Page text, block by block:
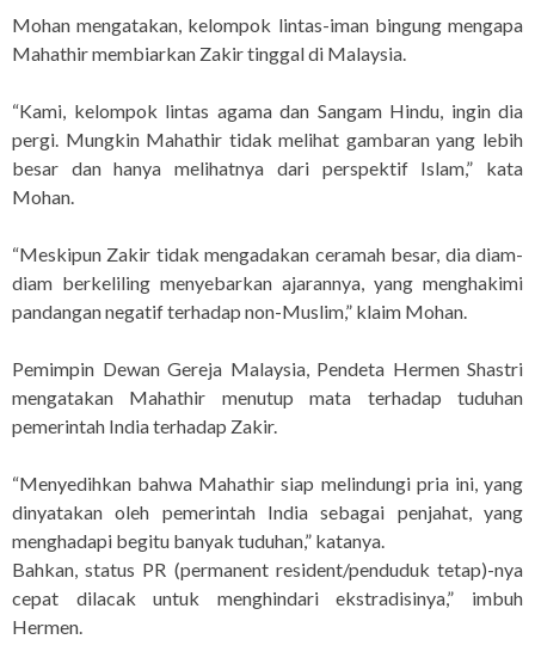
Mohan mengatakan, kelompok lintas-iman bingung mengapa
Mahathir membiarkan Zakir tinggal di Malaysia.
“Kami, kelompok lintas agama dan Sangam Hindu, ingin dia
pergi. Mungkin Mahathir tidak melihat gambaran yang lebih
besar dan hanya melihatnya dari perspektif Islam,” kata
Mohan.
“Meskipun Zakir tidak mengadakan ceramah besar, dia diam-
diam berkeliling menyebarkan ajarannya, yang menghakimi
pandangan negatif terhadap non-Muslim,” klaim Mohan.
Pemimpin Dewan Gereja Malaysia, Pendeta Hermen Shastri
mengatakan Mahathir menutup mata terhadap tuduhan
pemerintah India terhadap Zakir.
“Menyedihkan bahwa Mahathir siap melindungi pria ini, yang
dinyatakan oleh pemerintah India sebagai penjahat, yang
menghadapi begitu banyak tuduhan,” katanya.
Bahkan, status PR (permanent resident/penduduk tetap)-nya
cepat dilacak untuk menghindari ekstradisinya,” imbuh
Hermen.